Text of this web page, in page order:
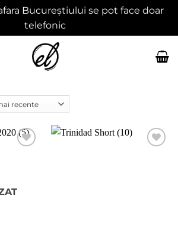
Bucureștiului se pot face doar
telefonic